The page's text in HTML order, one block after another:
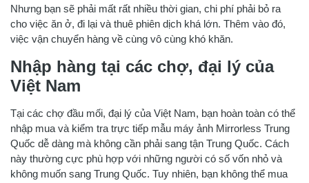
Nhưng bạn sẽ phải mất rất nhiều thời gian, chi phí phải bỏ ra
cho việc ăn ở, đi lại và thuê phiên dịch khá lớn. Thêm vào đó,
việc vận chuyển hàng về cùng vô cùng khó khăn.
Nhập hàng tại các chợ, đại lý của
Việt Nam
Tại các chợ đầu mối, đại lý của Việt Nam, bạn hoàn toàn có thể
nhập mua và kiểm tra trực tiếp mẫu máy ảnh Mirrorless Trung
Quốc dễ dàng mà không cần phải sang tận Trung Quốc. Cách
này thường cực phù hợp với những người có số vốn nhỏ và
không muốn sang Trung Quốc. Tuy nhiên, bạn không thể mua